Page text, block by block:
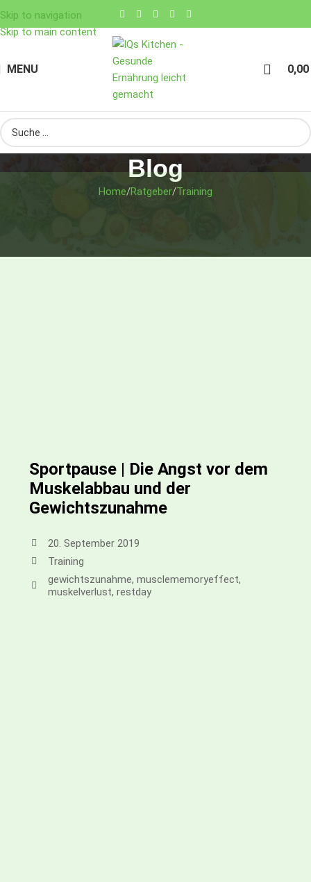
Skip to navigation
Skip to main content
MENU 0,00
Blog
Home Ratgeber Training
Sportpause | Die Angst vor dem
Muskelabbau und der
Gewichtszunahme
20. September 2019
Training
gewichtszunahme, musclememoryeffect,
muskelverlust, restday